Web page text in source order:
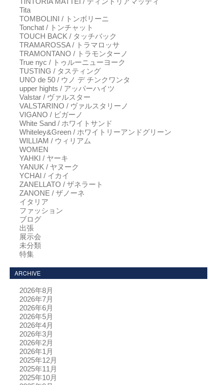
Tita
TOMBOLINI / トンボリーニ
Tonchat / トンチャット
TOUCH BACK / タッチバック
TRAMAROSSA / トラマロッサ
TRAMONTANO / トラモンターノ
True nyc / トゥルーニューヨーク
TUSTING / タスティング
UNO de 50 / ウノ デ チンクワンタ
upper hights / アッパーハイツ
Valstar / ヴァルスター
VALSTARINO / ヴァルスタリーノ
VIGANO / ビガーノ
White Sand / ホワイトサンド
Whiteley&Green / ホワイトリーアンドグリーン
WILLIAM / ウィリアム
WOMEN
YAHKI / ヤーキ
YANUK / ヤヌーク
YCHAI / イカイ
ZANELLATO / ザネラート
ZANONE / ザノーネ
イタリア
ファッション
ブログ
出張
展示会
未分類
特集
ARCHIVE
2026年8月
2026年7月
2026年6月
2026年5月
2026年4月
2026年3月
2026年2月
2026年1月
2025年12月
2025年11月
2025年10月